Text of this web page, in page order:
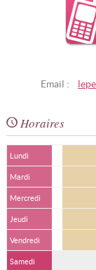
Email :
Horaires
Lundi
Mardi
Mercredi
Jeudi
Vendredi
Samedi